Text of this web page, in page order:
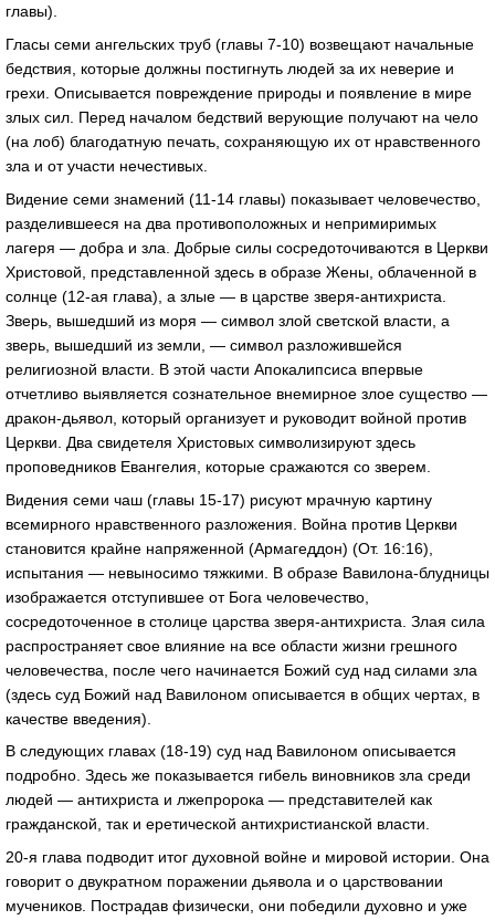
главы).
Гласы семи ангельских труб (главы 7-10) возвещают начальные
бедствия, которые должны постигнуть людей за их неверие и
грехи. Описывается повреждение природы и появление в мире
злых сил. Перед началом бедствий верующие получают на чело
(на лоб) благодатную печать, сохраняющую их от нравственного
зла и от участи нечестивых.
Видение семи знамений (11-14 главы) показывает человечество,
разделившееся на два противоположных и непримиримых
лагеря — добра и зла. Добрые силы сосредоточиваются в Церкви
Христовой, представленной здесь в образе Жены, облаченной в
солнце (12-ая глава), а злые — в царстве зверя-антихриста.
Зверь, вышедший из моря — символ злой светской власти, а
зверь, вышедший из земли, — символ разложившейся
религиозной власти. В этой части Апокалипсиса впервые
отчетливо выявляется сознательное внемирное злое существо —
дракон-дьявол, который организует и руководит войной против
Церкви. Два свидетеля Христовых символизируют здесь
проповедников Евангелия, которые сражаются со зверем.
Видения семи чаш (главы 15-17) рисуют мрачную картину
всемирного нравственного разложения. Война против Церкви
становится крайне напряженной (Армагеддон) (От. 16:16),
испытания — невыносимо тяжкими. В образе Вавилона-блудницы
изображается отступившее от Бога человечество,
сосредоточенное в столице царства зверя-антихриста. Злая сила
распространяет свое влияние на все области жизни грешного
человечества, после чего начинается Божий суд над силами зла
(здесь суд Божий над Вавилоном описывается в общих чертах, в
качестве введения).
В следующих главах (18-19) суд над Вавилоном описывается
подробно. Здесь же показывается гибель виновников зла среди
людей — антихриста и лжепророка — представителей как
гражданской, так и еретической антихристианской власти.
20-я глава подводит итог духовной войне и мировой истории. Она
говорит о двукратном поражении дьявола и о царствовании
мучеников. Пострадав физически, они победили духовно и уже